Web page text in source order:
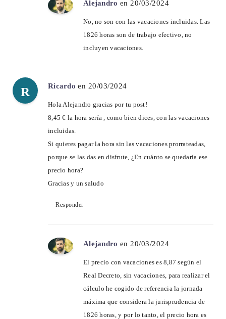
Alejandro en 20/03/2024
No, no son con las vacaciones incluidas. Las
1826 horas son de trabajo efectivo, no
incluyen vacaciones.
R Ricardo en 20/03/2024
Hola Alejandro gracias por tu post!
8,45 € la hora sería , como bien dices, con las vacaciones
incluidas.
Si quieres pagar la hora sin las vacaciones prorrateadas,
porque se las das en disfrute, ¿En cuánto se quedaría ese
precio hora?
Gracias y un saludo
Responder
Alejandro en 20/03/2024
El precio con vacaciones es 8,87 según el
Real Decreto, sin vacaciones, para realizar el
cálculo he cogido de referencia la jornada
máxima que considera la jurisprudencia de
1826 horas, y por lo tanto, el precio hora es